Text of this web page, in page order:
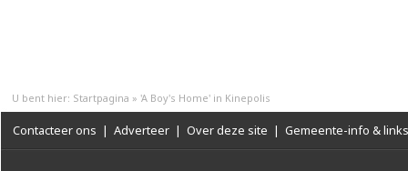
U bent hier: Startpagina » 'A Boy's Home' in Kinepolis
Contacteer ons | Adverteer | Over deze site | Gemeente-info & links